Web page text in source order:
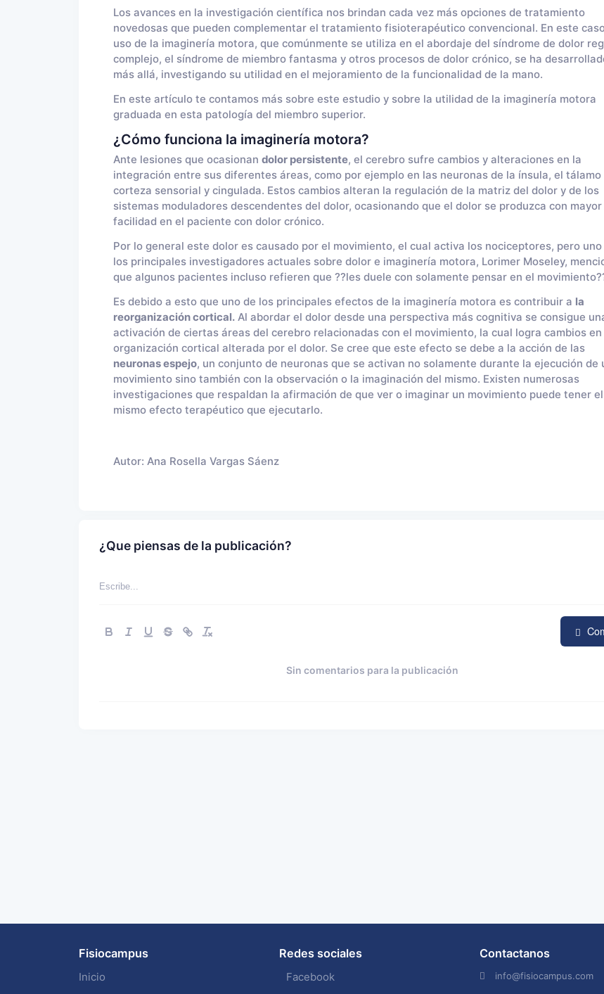
Los avances en la investigación científica nos brindan cada vez más opciones de tratamiento
novedosas que pueden complementar el tratamiento fisioterapéutico convencional. En este
uso de la imaginería motora, que comúnmente se utiliza en el abordaje del síndrome de dolor
complejo, el síndrome de miembro fantasma y otros procesos de dolor crónico, se ha
más allá, investigando su utilidad en el mejoramiento de la funcionalidad de la mano.
En este artículo te contamos más sobre este estudio y sobre la utilidad de la imaginería motora
graduada en esta patología del miembro superior.
¿Cómo funciona la imaginería motora?
Ante lesiones que ocasionan dolor persistente, el cerebro sufre cambios y alteraciones en la
integración entre sus diferentes áreas, como por ejemplo en las neuronas de la ínsula, el tálamo
corteza sensorial y cingulada. Estos cambios alteran la regulación de la matriz del dolor y de los
sistemas moduladores descendentes del dolor, ocasionando que el dolor se produzca con mayor
facilidad en el paciente con dolor crónico.
Por lo general este dolor es causado por el movimiento, el cual activa los nociceptores, pero uno
los principales investigadores actuales sobre dolor e imaginería motora, Lorimer Moseley,
que algunos pacientes incluso refieren que ??les duele con solamente pensar en el
Es debido a esto que uno de los principales efectos de la imaginería motora es contribuir a la
reorganización cortical.Al abordar el dolor desde una perspectiva más cognitiva se consigue
activación de ciertas áreas del cerebro relacionadas con el movimiento, la cual logra cambios en
organización cortical alterada por el dolor. Se cree que este efecto se debe a la acción de las
neuronas espejo, un conjunto de neuronas que se activan no solamente durante la ejecución de
movimiento sino también con la observación o la imaginación del mismo. Existen numerosas
investigaciones que respaldan la afirmación de que ver o imaginar un movimiento puede tener el
mismo efecto terapéutico que ejecutarlo.
Autor: Ana Rosella Vargas Sáenz
¿Que piensas de la publicación?
Sin comentarios para la publicación
Fisiocampus
Inicio
Redes sociales
Facebook
Contactanos
info@fisiocampus.com